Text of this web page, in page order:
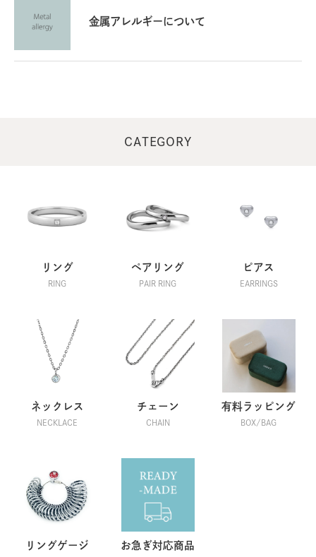
幅と厚みが細く軽いため着けているのを忘れるような着け
心地です。
幅が細くても刻印の歪みがなくダイヤの輝きも綺麗です。
お届けしたチタンリングが気に入っていただけましたこ
2024/06/26 17:02:33
妻の右手薬指用に購入
3㎜幅の結婚指輪より細身で薄いため、皿洗いなどの家事
で邪魔にならず、5石ダイヤのアクセントも気に入ってい
同じく細身の1.6㎜チタンエタニティリングも愛用してい
ショップからのコメント
この度は当店をご利用いただき、誠にありがとうござい
ました。
また、商品について嬉しいご感想をいただき、重ねてお
礼申し上げます。
金属アレルギーについて
CATEGORY
リング
RING
ペアリング
PAIR RING
ピアス
EARRINGS
ネックレス
NECKLACE
チェーン
CHAIN
有料ラッピング
BOX/BAG
リングゲージ お急ぎ対応商品